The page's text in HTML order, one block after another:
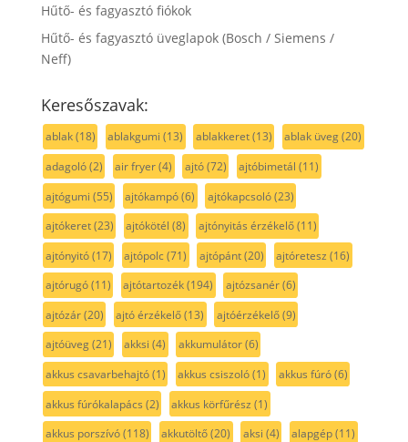
Hűtő- és fagyasztó fiókok
Hűtő- és fagyasztó üveglapok (Bosch / Siemens /
Neff)
Keresőszavak:
ablak(18) ablakgumi (13) ablakkeret(13) ablak üveg(20)
adagoló(2) air fryer(4) ajtó(72) ajtóbimetál (11)
ajtógumi (55) ajtókampó(6) ajtókapcsoló(23)
ajtókeret(23) ajtókötél (8) ajtónyitás érzékelő(11)
ajtónyitó(17) ajtópolc(71) ajtópánt(20) ajtóretesz (16)
ajtórugó(11) ajtótartozék(194) ajtózsanér(6)
ajtózár(20) ajtó érzékelő(13) ajtóérzékelő(9)
ajtóüveg(21) akksi (4) akkumulátor(6)
akkus csavarbehajtó(1) akkus csiszoló(1) akkus fúró(6)
akkus fúrókalapács (2) akkus körfűrész (1)
akkus porszívó(118) akkutöltő(20) aksi (4) alapgép(11)